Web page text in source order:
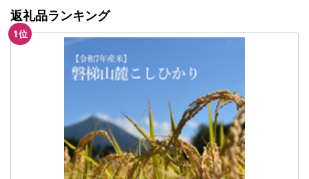
返礼品ランキング
1位